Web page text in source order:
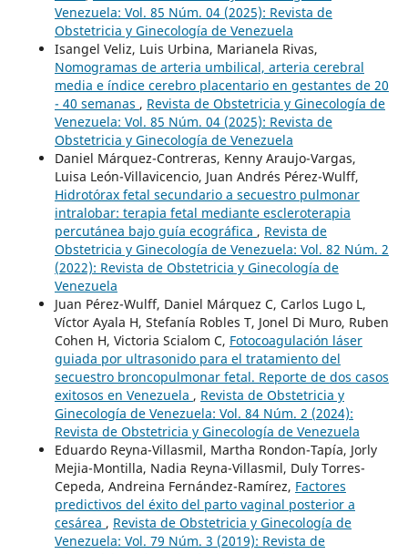
Venezuela: Vol. 85 Núm. 04 (2025): Revista de
Obstetricia y Ginecología de Venezuela
Isangel Veliz, Luis Urbina, Marianela Rivas,
Nomogramas de arteria umbilical, arteria cerebral
media e índice cerebro placentario en gestantes de 20
- 40 semanas , Revista de Obstetricia y Ginecología de
Venezuela: Vol. 85 Núm. 04 (2025): Revista de
Obstetricia y Ginecología de Venezuela
Daniel Márquez-Contreras, Kenny Araujo-Vargas,
Luisa León-Villavicencio, Juan Andrés Pérez-Wulff,
Hidrotórax fetal secundario a secuestro pulmonar
intralobar: terapia fetal mediante escleroterapia
percutánea bajo guía ecográfica , Revista de
Obstetricia y Ginecología de Venezuela: Vol. 82 Núm. 2
(2022): Revista de Obstetricia y Ginecología de
Venezuela
Juan Pérez-Wulff, Daniel Márquez C, Carlos Lugo L,
Víctor Ayala H, Stefanía Robles T, Jonel Di Muro, Ruben
Cohen H, Victoria Scialom C, Fotocoagulación láser
guiada por ultrasonido para el tratamiento del
secuestro broncopulmonar fetal. Reporte de dos casos
exitosos en Venezuela , Revista de Obstetricia y
Ginecología de Venezuela: Vol. 84 Núm. 2 (2024):
Revista de Obstetricia y Ginecología de Venezuela
Eduardo Reyna-Villasmil, Martha Rondon-Tapía, Jorly
Mejia-Montilla, Nadia Reyna-Villasmil, Duly Torres-
Cepeda, Andreina Fernández-Ramírez, Factores
predictivos del éxito del parto vaginal posterior a
cesárea , Revista de Obstetricia y Ginecología de
Venezuela: Vol. 79 Núm. 3 (2019): Revista de